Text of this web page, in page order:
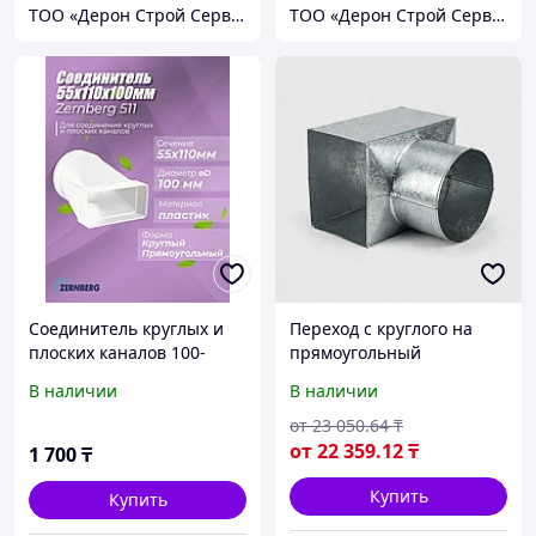
ТОО «Дерон Строй Сервис» г. Астана ТОО «Дерон Строй Сервис» г. Астана
Соединитель круглых и
плоских каналов 100-
В наличии
1 700₸
Купить
Переход с круглого на
прямоугольный
Размер 1: 100-1300 мм,
Размер 2: 80-1250 мм
В наличии
от22 359.12₸
от 23 050.64 ₸
Купить